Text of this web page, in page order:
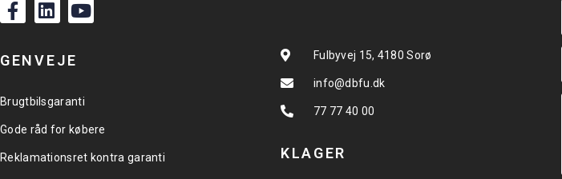
GENVEJE
Brugtbilsgaranti
Gode råd for købere
Reklamationsret kontra garanti
Fulbyvej 15, 4180 Sorø
info@dbfu.dk
77 77 40 00
KLAGER